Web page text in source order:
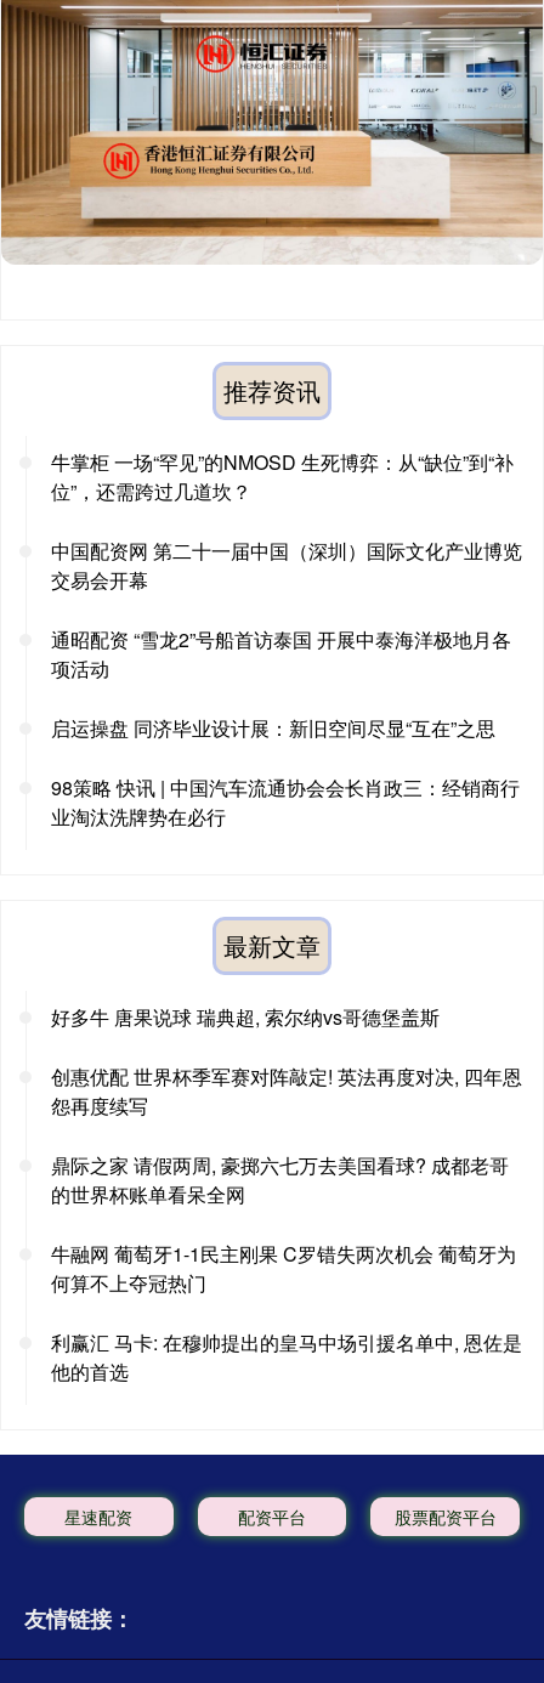
推荐资讯
牛掌柜 一场“罕见”的NMOSD 生死博弈：从“缺位”到“补
位”，还需跨过几道坎？
中国配资网 第二十一届中国（深圳）国际文化产业博览
交易会开幕
通昭配资 “雪龙2”号船首访泰国 开展中泰海洋极地月各
项活动
启运操盘 同济毕业设计展：新旧空间尽显“互在”之思
98策略 快讯 | 中国汽车流通协会会长肖政三：经销商行
业淘汰洗牌势在必行
最新文章
好多牛 唐果说球 瑞典超, 索尔纳vs哥德堡盖斯
创惠优配 世界杯季军赛对阵敲定! 英法再度对决, 四年恩
怨再度续写
鼎际之家 请假两周, 豪掷六七万去美国看球? 成都老哥
的世界杯账单看呆全网
牛融网 葡萄牙1-1民主刚果 C罗错失两次机会 葡萄牙为
何算不上夺冠热门
利赢汇 马卡: 在穆帅提出的皇马中场引援名单中, 恩佐是
他的首选
星速配资 配资平台 股票配资平台
友情链接：